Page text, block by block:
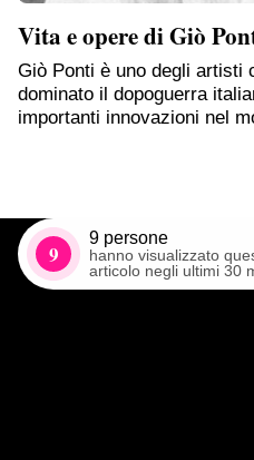
Vita e opere di Giò
Giò Ponti è uno degli artisti
dominato il dopoguerra
importanti innovazioni nel
9
9 persone
hanno visualizzato
articolo negli ultimi 30
Richiedi
Coppia